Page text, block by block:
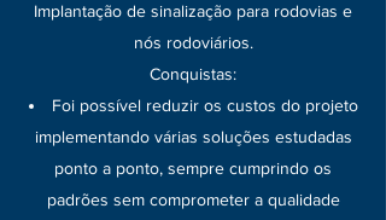
Implantação de sinalização para rodovias e
nós rodoviários.
Conquistas:
Foi possível reduzir os custos do projeto
implementando várias soluções estudadas
ponto a ponto, sempre cumprindo os
padrões sem comprometer a qualidade